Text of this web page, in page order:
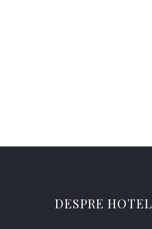
DESPRE HOTEL